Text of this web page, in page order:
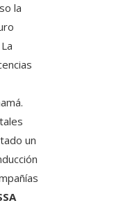
la
un